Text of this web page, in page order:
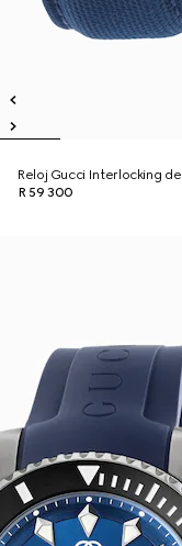
Reloj Gucci Interlocking de
R 59 300